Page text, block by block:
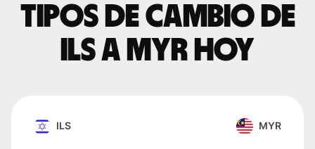
Tipos de cambio de
ILS a MYR hoy
ILS MYR